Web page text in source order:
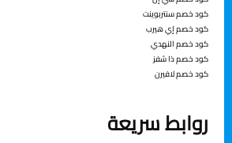
كود خصم سنتربوينت
كود خصم إي هيرب
كود خصم النهدي
كود خصم ذا شفز
كود خصم لافيرن
روابط سريعة